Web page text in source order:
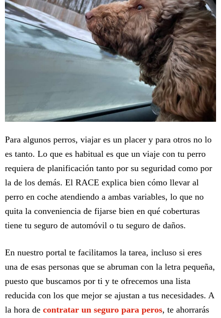
Para algunos perros, viajar es un placer y para otros no lo
es tanto. Lo que es habitual es que un viaje con tu perro
requiera de planificación tanto por su seguridad como por
la de los demás. El RACE explica bien cómo llevar al
perro en coche atendiendo a ambas variables, lo que no
quita la conveniencia de fijarse bien en qué coberturas
tiene tu seguro de automóvil o tu seguro de daños.
En nuestro portal te facilitamos la tarea, incluso si eres
una de esas personas que se abruman con la letra pequeña,
puesto que buscamos por ti y te ofrecemos una lista
reducida con los que mejor se ajustan a tus necesidades. A
la hora de contratar un seguro para peros, te ahorrarás